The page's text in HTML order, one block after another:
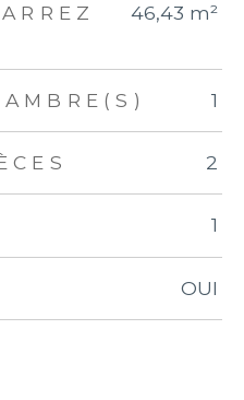
46,43 m²
1
2
1
OUI